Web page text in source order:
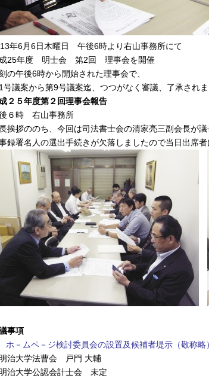
年6月6日木曜日 午後6時より右山事務所にて
25年度 明士会 第2回 理事会を開催
の午後6時から開始された理事会で、
号議案から第9号議案迄、つつがなく審議、了承されま
２５年度第２回理事会報告
６時 右山事務所
挨拶ののち、今回は司法書士会の清家亮三副会長が
録署名人の選出手続きが欠落しましたので当日出席者
事項
－ムペ－ジ検討委員会の設置及候補者堤示（敬称略）
治大学法曹会 戸門 大輔
治大学公認会計士会 未定